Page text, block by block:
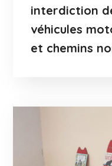
interdiction
véhicules
et chemins